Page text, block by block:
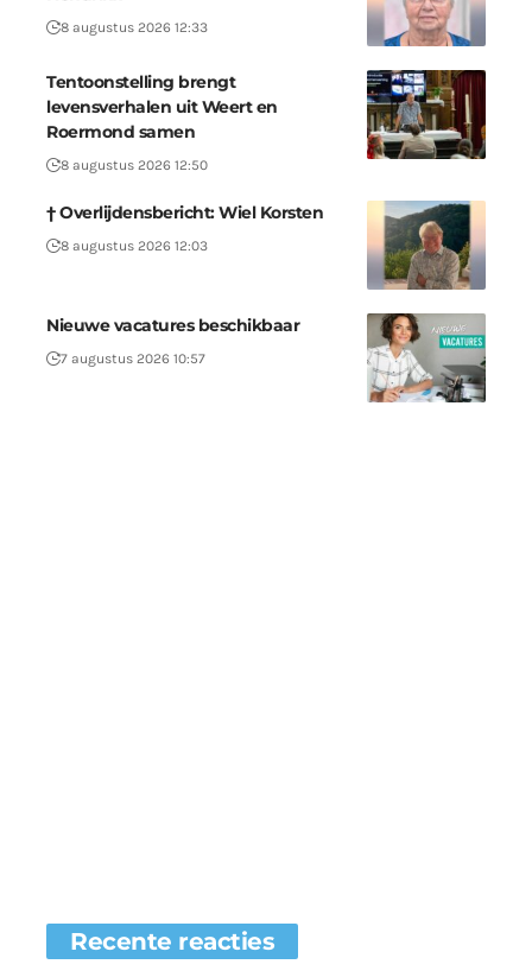
8 augustus 2026 12:33
Tentoonstelling brengt
levensverhalen uit Weert en
Roermond samen
8 augustus 2026 12:50
† Overlijdensbericht: Wiel Korsten
8 augustus 2026 12:03
Nieuwe vacatures beschikbaar
7 augustus 2026 10:57
Recente reacties